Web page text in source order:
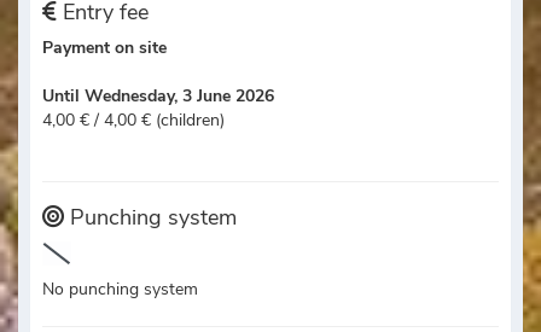
Entry fee
Payment on site
Until Wednesday, 3 June 2026
4,00 € / 4,00 € (children)
Punching system
No punching system